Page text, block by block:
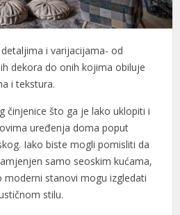
i varijacijama- od
dekora do onih kojima obiluje
i tekstura.
činjenice što ga je lako uklopiti i
uređenja doma poput
Iako biste mogli pomisliti da
samo seoskim kućama,
moderni stanovi mogu izgledati
stilu.